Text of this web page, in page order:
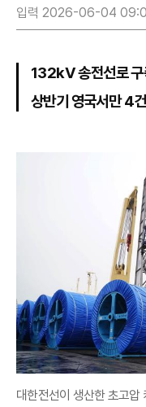
입력 2026-06-04
132kV 송전선로 구
상반기 영국서만 4
대한전선이 생산한 초고